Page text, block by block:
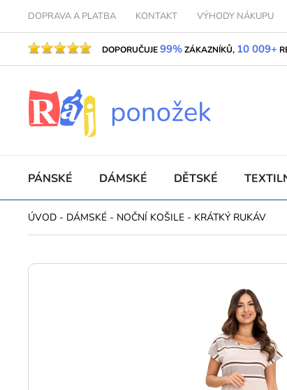
DOPRAVA A PLATBA KONTAKT VÝHODY NÁKUPU
DOPORUČUJE99%ZÁKAZNÍKŮ, 10 009+
PÁNSKÉ DÁMSKÉ DĚTSKÉ
ÚVOD - DÁMSKÉ - NOČNÍ KOŠILE - KRÁTKÝ RUKÁV